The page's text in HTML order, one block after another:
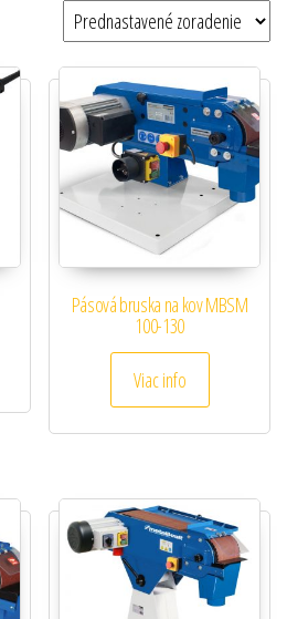
Pásová bruska na kov MBSM
100-130
Viac info